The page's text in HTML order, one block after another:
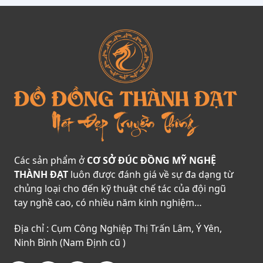
Các sản phẩm ởCƠ SỞ ĐÚC ĐỒNG MỸ NGHỆ
THÀNH ĐẠT luôn được đánh giá về sự đa dạng từ
chủng loại cho đến kỹ thuật chế tác của đội ngũ
tay nghề cao, có nhiều năm kinh nghiệm…
Địa chỉ : Cụm Công Nghiệp Thị Trấn Lâm, Ý Yên,
Ninh Bình (Nam Định cũ )